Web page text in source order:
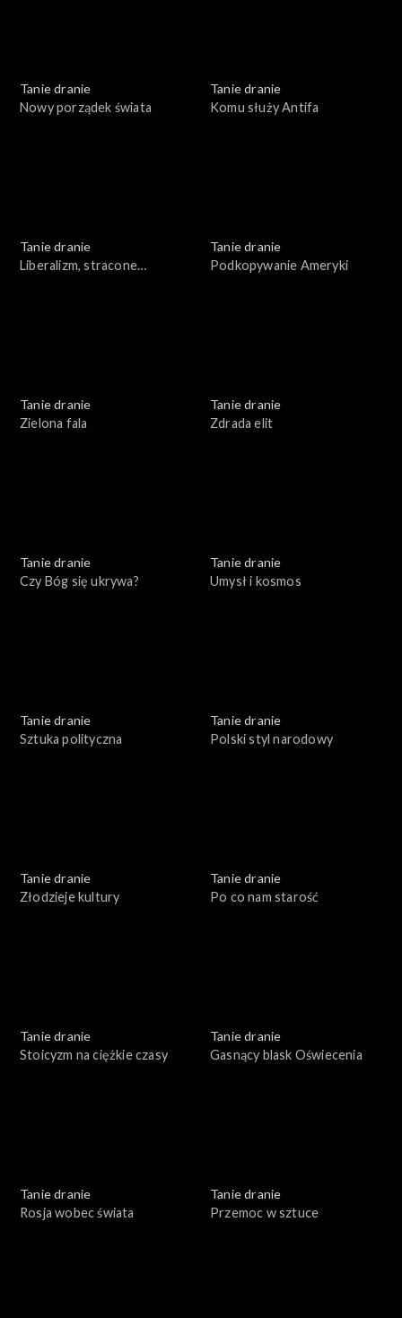
Tanie dranie
Nowy porządek świata
Tanie dranie
Komu służy Antifa
Tanie dranie
Liberalizm, stracone
Tanie dranie
Podkopywanie Ameryki
Tanie dranie
Zielona fala
Tanie dranie
Zdrada elit
Tanie dranie
Czy Bóg się ukrywa?
Tanie dranie
Umysł i kosmos
Tanie dranie
Sztuka polityczna
Tanie dranie
Polski styl narodowy
Tanie dranie
Złodzieje kultury
Tanie dranie
Po co nam starość
Tanie dranie
Stoicyzm na ciężkie czasy
Tanie dranie
Gasnący blask Oświecenia
Tanie dranie
Rosja wobec świata
Tanie dranie
Przemoc w sztuce